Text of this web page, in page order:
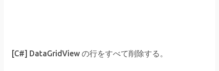
[C#] DataGridView の行をすべて削除する。